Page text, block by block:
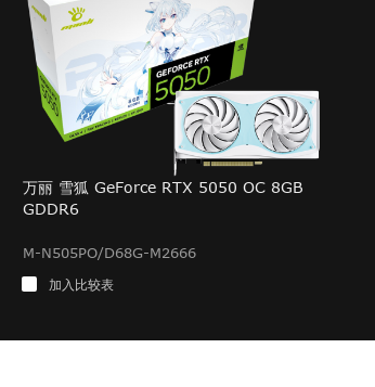
万丽 雪狐 GeForce RTX 5050 OC 8GB
GDDR6
M-N505PO/D68G-M2666
加入比较表